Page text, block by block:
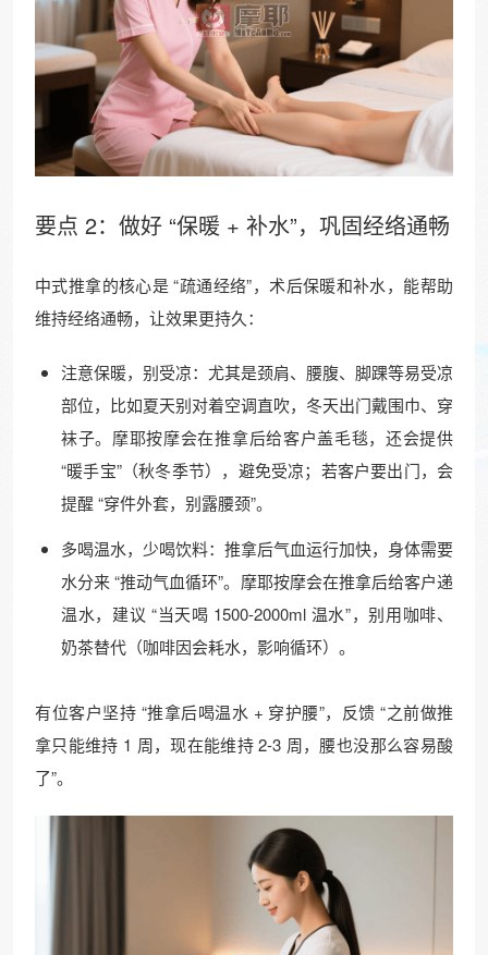
要点 2：做好 “保暖 + 补水”，巩固经络通畅
中式推拿的核心是 “疏通经络”，术后保暖和补水，能帮助
维持经络通畅，让效果更持久：
注意保暖，别受凉：尤其是颈肩、腰腹、脚踝等易受凉
部位，比如夏天别对着空调直吹，冬天出门戴围巾、穿
袜子。摩耶按摩会在推拿后给客户盖毛毯，还会提供
“暖手宝”（秋冬季节），避免受凉；若客户要出门，会
提醒 “穿件外套，别露腰颈”。
多喝温水，少喝饮料：推拿后气血运行加快，身体需要
水分来 “推动气血循环”。摩耶按摩会在推拿后给客户递
温水，建议 “当天喝 1500-2000ml 温水”，别用咖啡、
奶茶替代（咖啡因会耗水，影响循环）。
有位客户坚持 “推拿后喝温水 + 穿护腰”，反馈 “之前做推
拿只能维持 1 周，现在能维持 2-3 周，腰也没那么容易酸
了”。